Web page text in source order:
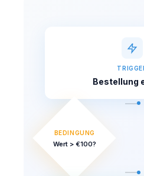
Bestellung
BEDINGUNG
Wert > €100?